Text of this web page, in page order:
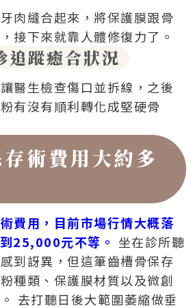
肉縫合起來，將保護膜跟骨
接下來就靠人體修復力了。
追蹤癒合狀況
醫生檢查傷口並拆線，之後
有沒有順利轉化成堅硬骨
術費用大約多
費用，目前市場行情大概落
25,000元不等。 坐在診所聽
到訝異，但這筆齒槽骨保存
種類、保護膜材質以及微創
去打聽日後大範圍萎縮做垂